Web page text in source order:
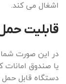
اشغال می کند.
قابلیت
در این صورت شما
یا صندوق
دستگاه قابل حمل